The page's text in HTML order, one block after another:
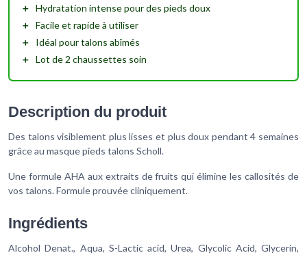
＋ Hydratation intensepour des pieds doux
＋ Facile et rapideà utiliser
＋
Idéal pour talons abîmés
＋ Lot de 2 chaussettes soin
Description du produit
Des talons visiblement plus lisses et plus doux pendant 4 semaines
grâce au masque pieds talons Scholl.
Une formule AHA aux extraits de fruits qui élimine les callosités de
vos talons. Formule prouvée cliniquement.
Ingrédients
Alcohol Denat., Aqua, S-Lactic acid, Urea, Glycolic Acid, Glycerin,